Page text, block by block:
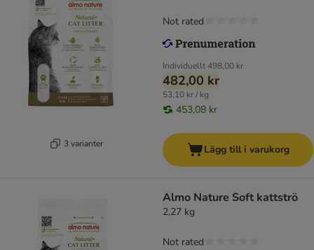
3 varianter
Individuellt498,00 kr
482,00 kr
53,10 kr / kg
453,08 kr
Not rated
Lägg till i varukorg
Almo Nature Soft kattströ
2,27 kg
Not rated